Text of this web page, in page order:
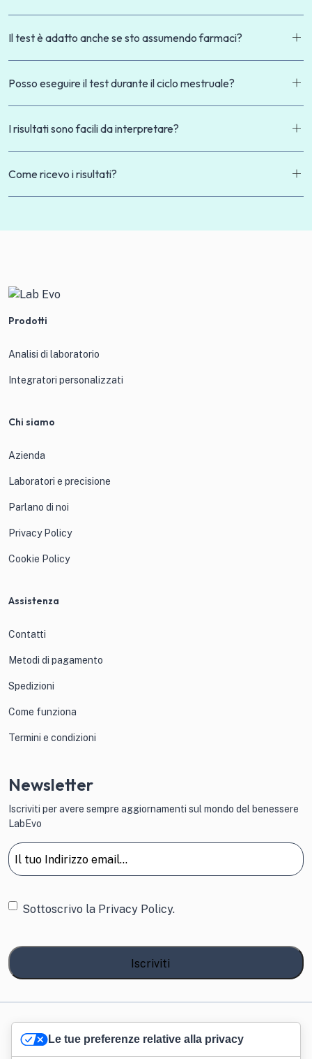
Il test è adatto anche se sto assumendo farmaci?
Posso eseguire il test durante il ciclo mestruale?
I risultati sono facili da interpretare?
Come ricevo i risultati?
Prodotti
Analisi di laboratorio
Integratori personalizzati
Chi siamo
Azienda
Laboratori e precisione
Parlano di noi
Privacy Policy
Cookie Policy
Assistenza
Contatti
Metodi di pagamento
Spedizioni
Come funziona
Termini e condizioni
Newsletter
Iscriviti per avere sempre aggiornamenti sul mondo del benessere
LabEvo
Email
Consenso
Sottoscrivo la Privacy Policy.
Lab Evo S.r.l. – Via Francesco Caracciolo, 26 20155 Milano Italy - PIVA
12177540965 - Powered byTWOW
Le tue preferenze relative alla privacy